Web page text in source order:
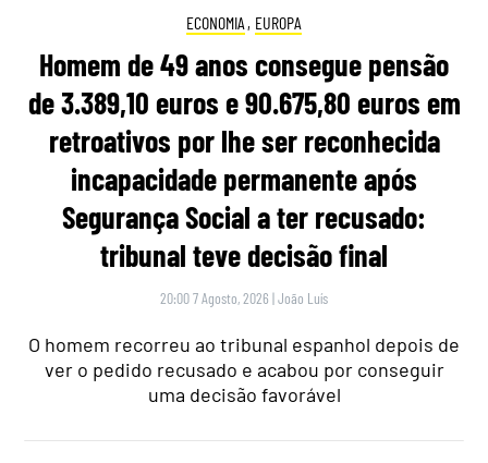
ECONOMIA , EUROPA
Homem de 49 anos consegue pensão
de 3.389,10 euros e 90.675,80 euros em
retroativos por lhe ser reconhecida
incapacidade permanente após
Segurança Social a ter recusado:
tribunal teve decisão final
20:00 7 Agosto, 2026 |João Luís
O homem recorreu ao tribunal espanhol depois de
ver o pedido recusado e acabou por conseguir
uma decisão favorável